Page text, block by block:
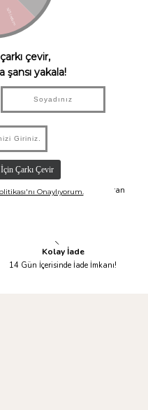
Taksit İmkanı
Tüm Ürünlerde 6 Aya Kadar Varan
Kolay İade
14 Gün İçerisinde İade İmkanı!